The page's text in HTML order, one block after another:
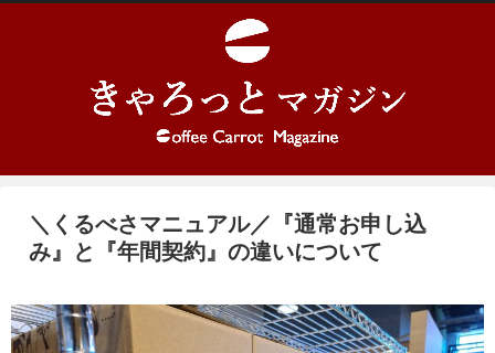
＼くるべさマニュアル／『通常お申し込
み』と『年間契約』の違いについて